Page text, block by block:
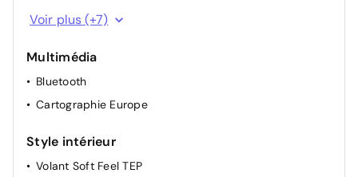
Commutation automatique des feux de
route/croisement
Lunette arrière chauffante
Rétroviseurs extérieurs électriques dégivrants
Rétroviseur intérieur jour/nuit
Carte accès et démarrage mains libres
Renault Multi-Sense (choix de modes de conduite)
Voir plus (+7)
Multimédia
Bluetooth
Cartographie Europe
Style intérieur
Volant Soft Feel TEP